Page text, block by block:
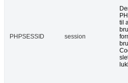
PHPSESSID session
til